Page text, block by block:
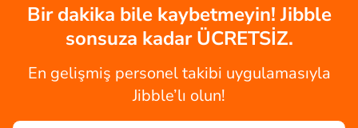
Bir dakika bile kaybetmeyin! Jibble
sonsuza kadar ÜCRETSİZ.
En gelişmiş personel takibi uygulamasıyla
Jibble’lı olun!